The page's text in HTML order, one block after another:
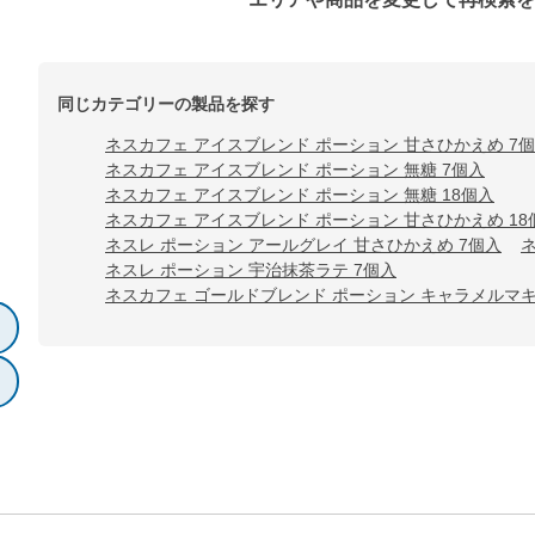
同じカテゴリーの製品を探す
ネスカフェ アイスブレンド ポーション 甘さひかえめ 7
ネスカフェ アイスブレンド ポーション 無糖 7個入
ネスカフェ アイスブレンド ポーション 無糖 18個入
ネスカフェ アイスブレンド ポーション 甘さひかえめ 18
ネスレ ポーション アールグレイ 甘さひかえめ 7個入
ネスレ ポーション 宇治抹茶ラテ 7個入
ネスカフェ ゴールドブレンド ポーション キャラメルマ